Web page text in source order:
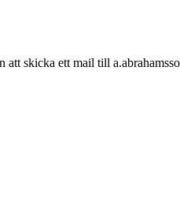
att skicka ett mail till